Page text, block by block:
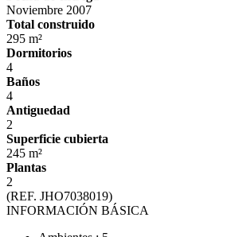
Noviembre 2007
Total construido
295 m²
Dormitorios
4
Baños
4
Antiguedad
2
Superficie cubierta
245 m²
Plantas
2
(REF. JHO7038019)
INFORMACIÓN BÁSICA